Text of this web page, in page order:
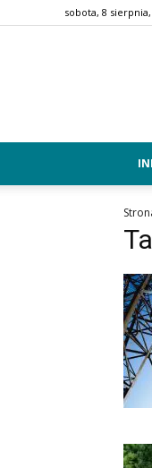
sobota, 8 sierpnia,